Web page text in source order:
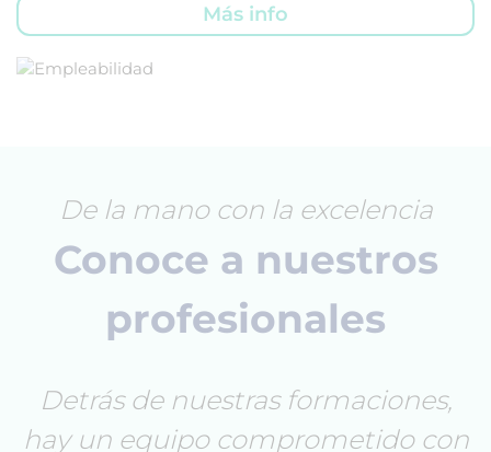
Más info
De la mano con la excelencia
Conoce a nuestros
profesionales
Detrás de nuestras formaciones,
hay un equipo comprometido con